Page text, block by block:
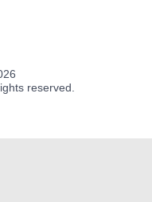
reserved.